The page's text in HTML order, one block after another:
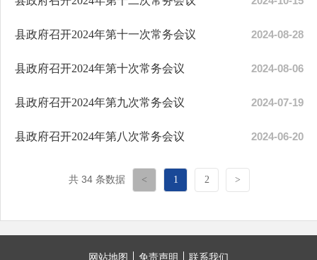
县政府召开2024年第十一次常务会议 2024-08-28
县政府召开2024年第十次常务会议 2024-08-06
县政府召开2024年第九次常务会议 2024-07-19
县政府召开2024年第八次常务会议 2024-06-20
共 34 条数据 < 1 2 >
网站地图 免责声明 联系我们